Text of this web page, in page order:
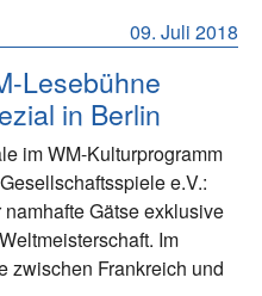
09. Juli 2018
Lesebühne
in Berlin
im WM-Kulturprogramm
e.V.:
Gätse exklusive
Im
zwischen Frankreich und